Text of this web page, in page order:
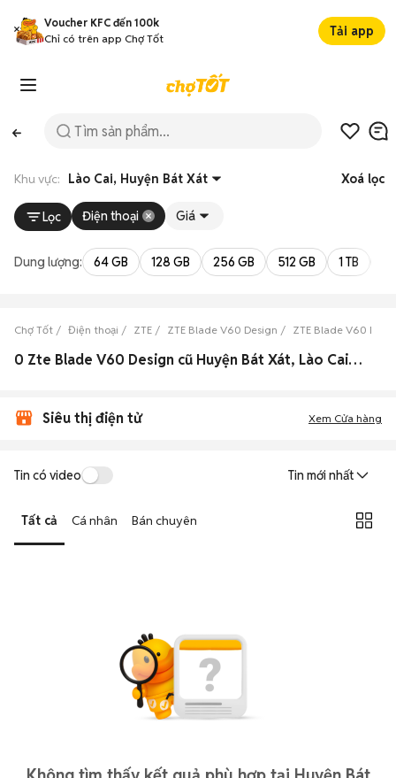
Voucher KFC đến 100k
Chỉ có trên app Chợ Tốt
Tải app
Khu vực: Lào Cai, Huyện Bát Xát Xoá lọc
Lọc Điện thoại Giá
Dung lượng: 64 GB 128 GB 256 GB 512 GB 1 TB
Chợ Tốt Điện thoại ZTE ZTE Blade V60 Design ZTE Blade V60
0 Zte Blade V60 Design cũ Huyện Bát Xát, Lào Cai đẹp
Siêu thị điện tử Xem Cửa hàng
Tin có video Tin mới nhất
Tất cả Cá nhân Bán chuyên